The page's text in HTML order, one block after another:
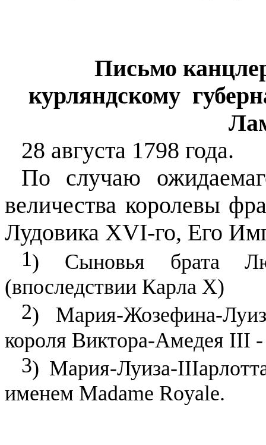
Письмо
курляндскому
28 августа 1798 года.
По случаю
величества королевы
Лудовика XVI-го, Его
1) Сыновья брата
(впоследствии Карла X)
2) Мария-Жозефина-
короля Виктора-Амедея III -
3) Мария-Луиза-
именем Madame Royale.